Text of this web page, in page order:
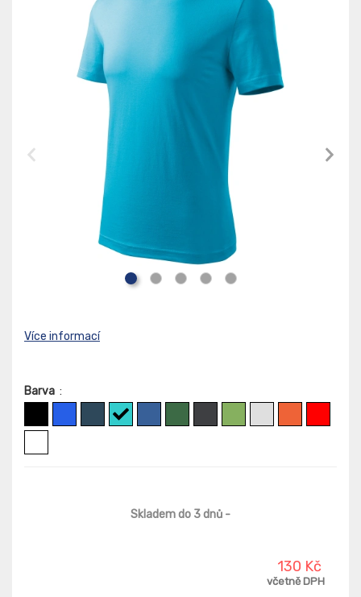
Více informací
Barva :
Skladem do 3 dnů -
130 Kč
včetně DPH